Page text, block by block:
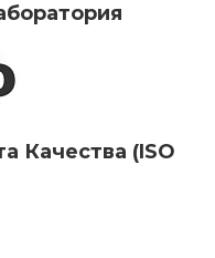
Качества (ISO